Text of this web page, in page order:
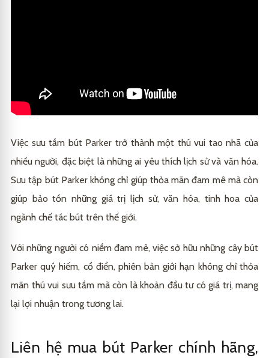
Việc sưu tầm bút Parker trở thành một thú vui tao nhã của
nhiều người, đặc biệt là những ai yêu thích lịch sử và văn hóa.
Sưu tập bút Parker không chỉ giúp thỏa mãn đam mê mà còn
giúp bảo tồn những giá trị lịch sử, văn hóa, tinh hoa của
ngành chế tác bút trên thế giới.
Với những người có niềm đam mê, việc sở hữu những cây bút
Parker quý hiếm, cổ điển, phiên bản giới hạn không chỉ thỏa
mãn thú vui sưu tầm mà còn là khoản đầu tư có giá trị, mang
lại lợi nhuận trong tương lai.
Liên hệ mua bút Parker chính hãng,